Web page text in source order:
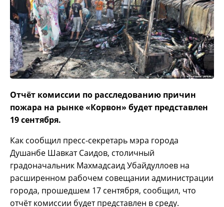
Отчёт комиссии по расследованию причин
пожара на рынке «Корвон» будет представлен
19 сентября.
Как сообщил пресс-секретарь мэра города
Душанбе Шавкат Саидов, столичный
градоначальник Махмадсаид Убайдуллоев на
расширенном рабочем совещании администрации
города, прошедшем 17 сентября, сообщил, что
отчёт комиссии будет представлен в среду.